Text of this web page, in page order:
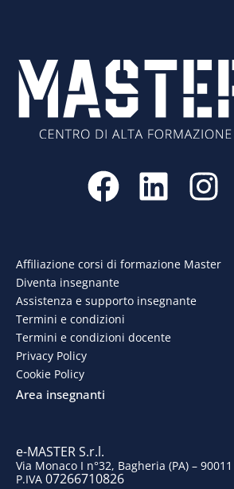
F
a
e
b
o
k
L
i
k
e
d
I
n
t
Affiliazione corsi di formazione Master
Diventa insegnante
Assistenza e supporto insegnante
Termini e condizioni
Termini e condizioni docente
Privacy Policy
Cookie Policy
Area insegnanti
e-MASTER S.r.l.
Via Monaco I n°32, Bagheria (PA) – 90011
P.IVA 07266710826